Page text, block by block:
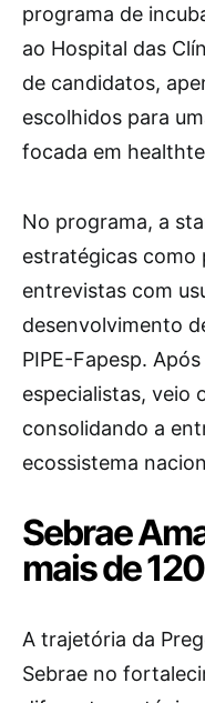
programa de
ao Hospital das
de candidatos,
escolhidos para
focada em
No programa, a
estratégicas como
entrevistas com
desenvolvimento
PIPE-Fapesp.
especialistas, veio
consolidando a
ecossistema
Sebrae
mais de
A trajetória da
Sebrae no